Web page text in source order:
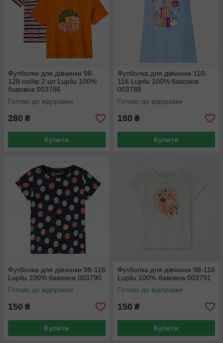
Футболки для дівчинки 98-
128 набір 2 шт Lupilu 100%
бавовна 003786
Готово до відправки
280 ₴
Купити
Футболка для дівчинки 110-
116 Lupilu 100% бавовна
003788
Готово до відправки
160 ₴
Купити
Футболка для дівчинки 98-116
Lupilu 100% бавовна 003790
Готово до відправки
150 ₴
Купити
Футболка для дівчинки 98-116
Lupilu 100% бавовна 003791
Готово до відправки
150 ₴
Купити